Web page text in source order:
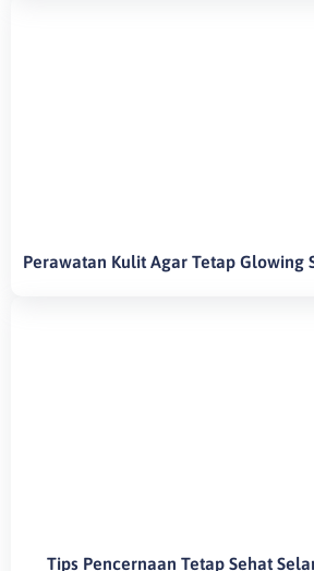
Perawatan Kulit Agar Tetap Glowing
Tips Pencernaan Tetap Sehat